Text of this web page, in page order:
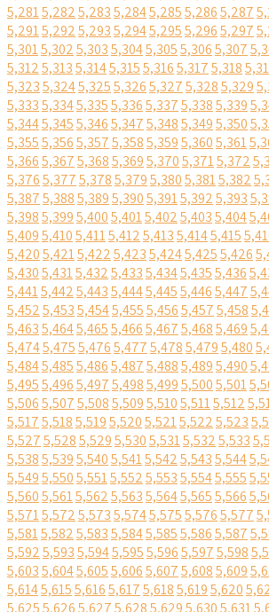
5,2815,2825,2835,2845,2855,2865,287
5,2915,2925,2935,2945,2955,2965,297
5,3015,3025,3035,3045,3055,3065,307
5,3125,3135,3145,3155,3165,3175,318
5,3235,3245,3255,3265,3275,3285,329
5,3335,3345,3355,3365,3375,3385,339
5,3445,3455,3465,3475,3485,3495,350
5,3555,3565,3575,3585,3595,3605,361
5,3665,3675,3685,3695,3705,3715,372
5,3765,3775,3785,3795,3805,3815,382
5,3875,3885,3895,3905,3915,3925,393
5,3985,3995,4005,4015,4025,4035,404
5,4095,4105,4115,4125,4135,4145,415
5,4205,4215,4225,4235,4245,4255,426
5,4305,4315,4325,4335,4345,4355,436
5,4415,4425,4435,4445,4455,4465,447
5,4525,4535,4545,4555,4565,4575,458
5,4635,4645,4655,4665,4675,4685,469
5,4745,4755,4765,4775,4785,4795,480
5,4845,4855,4865,4875,4885,4895,490
5,4955,4965,4975,4985,4995,5005,501
5,5065,5075,5085,5095,5105,5115,512
5,5175,5185,5195,5205,5215,5225,523
5,5275,5285,5295,5305,5315,5325,533
5,5385,5395,5405,5415,5425,5435,544
5,5495,5505,5515,5525,5535,5545,555
5,5605,5615,5625,5635,5645,5655,566
5,5715,5725,5735,5745,5755,5765,577
5,5815,5825,5835,5845,5855,5865,587
5,5925,5935,5945,5955,5965,5975,598
5,6035,6045,6055,6065,6075,6085,609
5,6145,6155,6165,6175,6185,6195,620